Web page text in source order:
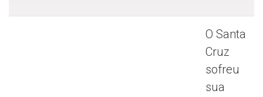
O Santa
Cruz
sofreu
sua